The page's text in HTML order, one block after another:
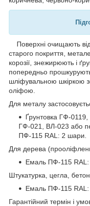
Поверхні очищають
старого покриття,
корозії, знежирюють і
попередньо
шліфувальною шкіркою
оліфою.
Для металу
Ґрунтовка ГФ-0119,
ГФ-021, ВЛ-023 або
ПФ-115 RAL: 2 шари.
Для дерева
Емаль ПФ-115
Штукатурка, цегла,
Емаль ПФ-115 RAL:
Гарантійний термін і